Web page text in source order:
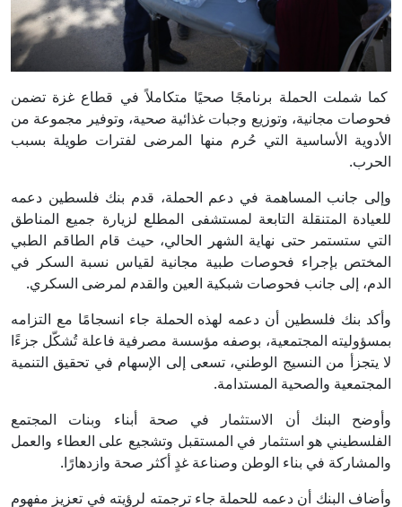
كما شملت الحملة برنامجًا صحيًا متكاملاً في قطاع غزة تضمن
فحوصات مجانية، وتوزيع وجبات غذائية صحية، وتوفير مجموعة من
الأدوية الأساسية التي حُرم منها المرضى لفترات طويلة بسبب
الحرب.
وإلى جانب المساهمة في دعم الحملة، قدم بنك فلسطين دعمه
للعيادة المتنقلة التابعة لمستشفى المطلع لزيارة جميع المناطق
التي ستستمر حتى نهاية الشهر الحالي، حيث قام الطاقم الطبي
المختص بإجراء فحوصات طبية مجانية لقياس نسبة السكر في
الدم، إلى جانب فحوصات شبكية العين والقدم لمرضى السكري.
وأكد بنك فلسطين أن دعمه لهذه الحملة جاء انسجامًا مع التزامه
بمسؤوليته المجتمعية، بوصفه مؤسسة مصرفية فاعلة تُشكّل جزءًا
لا يتجزأ من النسيج الوطني، تسعى إلى الإسهام في تحقيق التنمية
المجتمعية والصحية المستدامة.
وأوضح البنك أن الاستثمار في صحة أبناء وبنات المجتمع
الفلسطيني هو استثمار في المستقبل وتشجيع على العطاء والعمل
والمشاركة في بناء الوطن وصناعة غدٍ أكثر صحة وازدهارًا.
وأضاف البنك أن دعمه للحملة جاء ترجمته لرؤيته في تعزيز مفهوم